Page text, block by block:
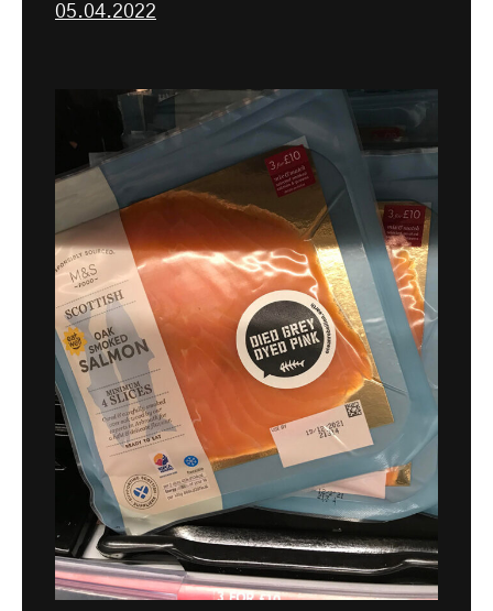
05.04.2022